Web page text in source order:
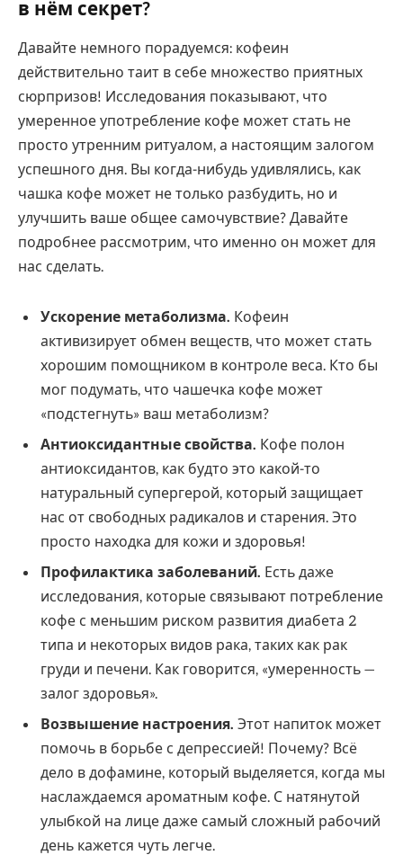
в нём секрет?
Давайте немного порадуемся: кофеин
действительно таит в себе множество приятных
сюрпризов! Исследования показывают, что
умеренное употребление кофе может стать не
просто утренним ритуалом, а настоящим залогом
успешного дня. Вы когда-нибудь удивлялись, как
чашка кофе может не только разбудить, но и
улучшить ваше общее самочувствие? Давайте
подробнее рассмотрим, что именно он может для
нас сделать.
Ускорение метаболизма. Кофеин
активизирует обмен веществ, что может стать
хорошим помощником в контроле веса. Кто бы
мог подумать, что чашечка кофе может
«подстегнуть» ваш метаболизм?
Антиоксидантные свойства. Кофе полон
антиоксидантов, как будто это какой-то
натуральный супергерой, который защищает
нас от свободных радикалов и старения. Это
просто находка для кожи и здоровья!
Профилактика заболеваний. Есть даже
исследования, которые связывают потребление
кофе с меньшим риском развития диабета 2
типа и некоторых видов рака, таких как рак
груди и печени. Как говорится, «умеренность —
залог здоровья».
Возвышение настроения. Этот напиток может
помочь в борьбе с депрессией! Почему? Всё
дело в дофамине, который выделяется, когда мы
наслаждаемся ароматным кофе. С натянутой
улыбкой на лице даже самый сложный рабочий
день кажется чуть легче.